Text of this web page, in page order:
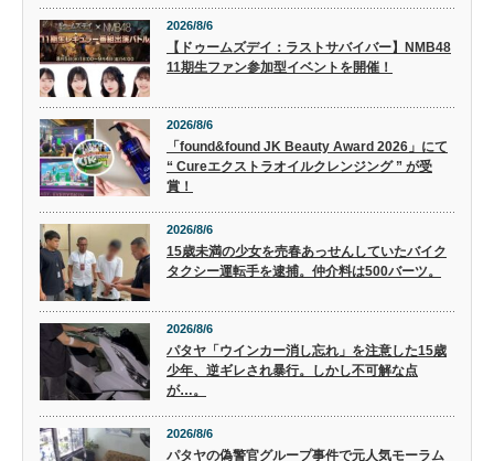
2026/8/6
【ドゥームズデイ：ラストサバイバー】NMB48
11期生ファン参加型イベントを開催！
2026/8/6
「found&found JK Beauty Award 2026」にて
“ Cureエクストラオイルクレンジング ” が受
賞！
2026/8/6
15歳未満の少女を売春あっせんしていたバイク
タクシー運転手を逮捕。仲介料は500バーツ。
2026/8/6
パタヤ「ウインカー消し忘れ」を注意した15歳
少年、逆ギレされ暴行。しかし不可解な点
が…。
2026/8/6
パタヤの偽警官グループ事件で元人気モーラム